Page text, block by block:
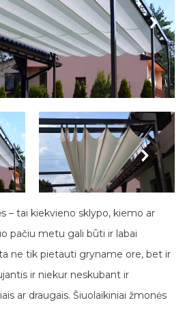
Next
– tai kiekvieno sklypo, kiemo ar
pačiu metu gali būti ir labai
ne tik pietauti gryname ore, bet ir
ir niekur neskubant ir
ar draugais. Šiuolaikiniai žmonės